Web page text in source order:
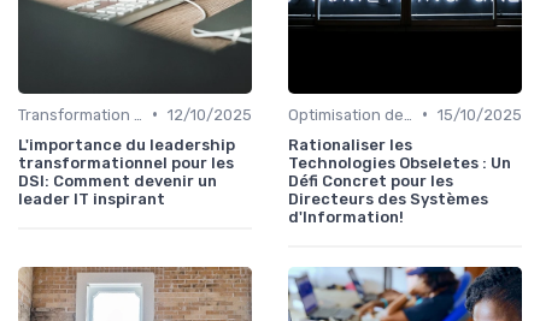
• 12/10/2025
L'importance du leadership
transformationnel pour les
DSI: Comment devenir un
leader IT inspirant
• 15/10/2025
Rationaliser les
Technologies Obseletes : Un
Défi Concret pour les
Directeurs des Systèmes
d'Information!